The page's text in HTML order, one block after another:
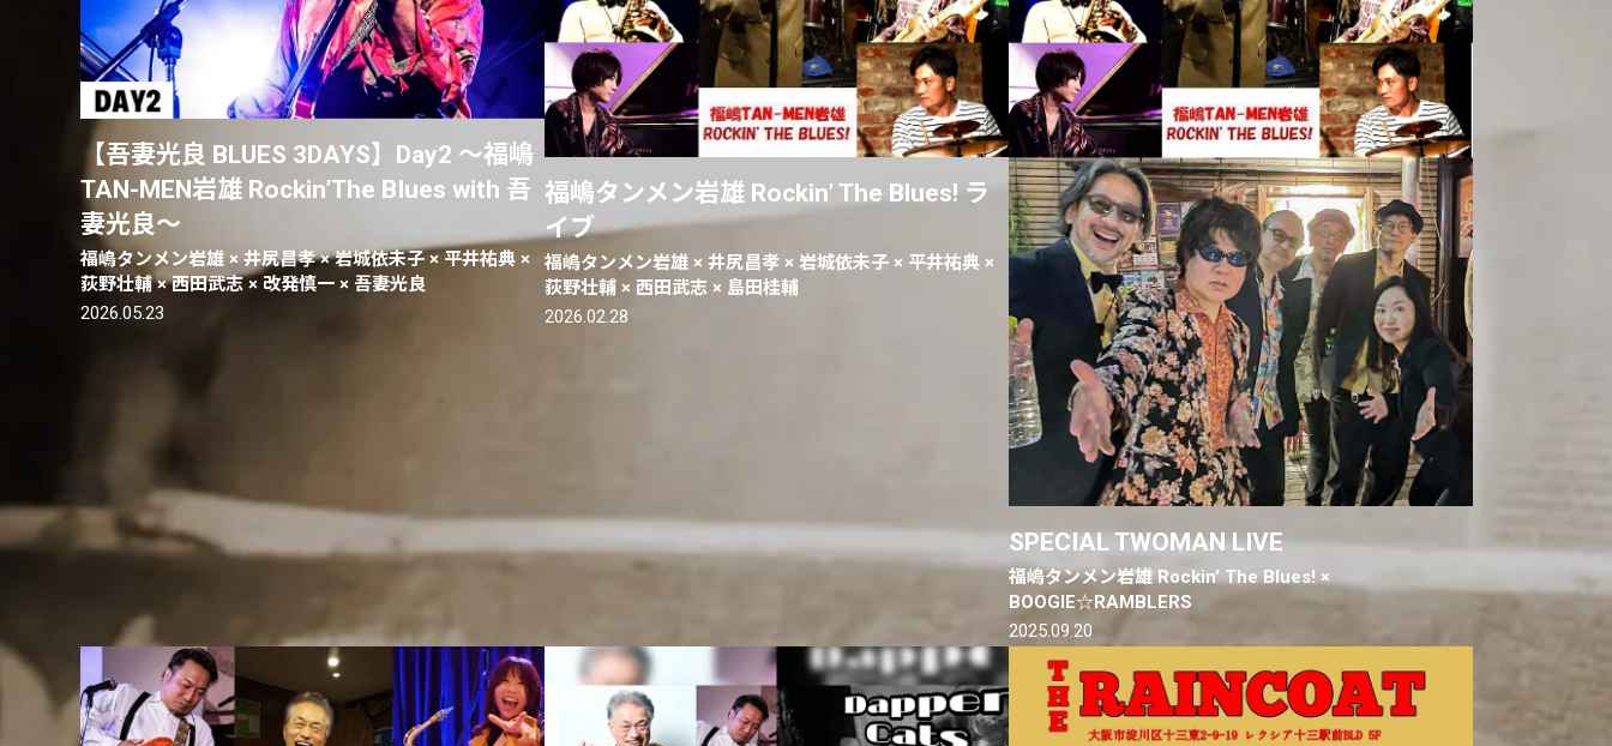
【吾妻光良 BLUES 3DAYS】Day2 〜福嶋
TAN-MEN岩雄 Rockin’The BIues with 吾
妻光良〜
福嶋タンメン岩雄 × 井尻昌孝 × 岩城依未子 × 平井祐典 ×
荻野壮輔 × 西田武志 × 改発慎一 × 吾妻光良
2026.05.23
福嶋タンメン岩雄 Rockin’ The Blues! ラ
イブ
福嶋タンメン岩雄 × 井尻昌孝 × 岩城依未子 × 平井祐典 ×
荻野壮輔 × 西田武志 × 島田桂輔
2026.02.28
SPECIAL TWOMAN LIVE
福嶋タンメン岩雄 Rockin' The Blues! ×
BOOGIE☆RAMBLERS
2025.09.20